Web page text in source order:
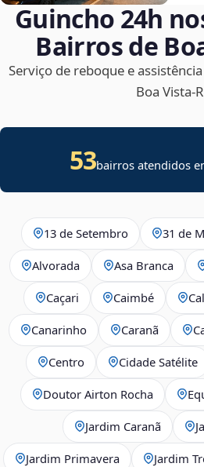
Guincho 24h
Bairros de
Serviço de reboque e
Boa
53bairros atendidos
13 de Setembro 31 de
Alvorada Asa Branca
Caçari Caimbé
Canarinho Caranã
Centro Cidade Satélite
Doutor Airton Rocha
Jardim Caranã
Jardim Primavera Jardim